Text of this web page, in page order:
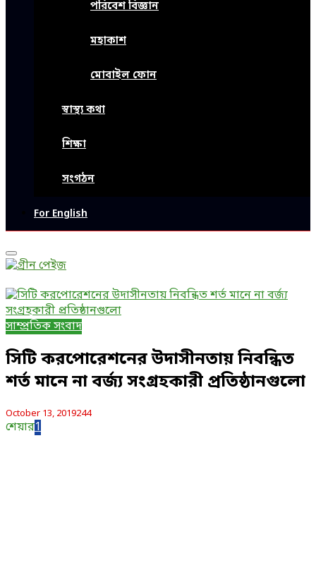
পরিবেশ বিজ্ঞান
মহাকাশ
মোবাইল ফোন
স্বাস্থ্য কথা
শিক্ষা
সংগঠন
For English
Primary
Menu
সাম্প্রতিক সংবাদ
সিটি করপোরেশনের উদাসীনতায় নিবন্ধিত
শর্ত মানে না বর্জ্য সংগ্রহকারী প্রতিষ্ঠানগুলো
October 13, 2019244
শেয়ার1